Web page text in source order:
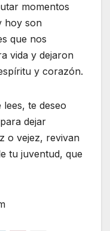
momentos
hoy son
que nos
vida y dejaron
y corazón.
lees, te deseo
dejar
o vejez, revivan
tu juventud, que